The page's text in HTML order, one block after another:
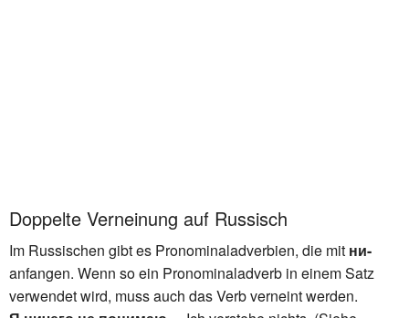
Doppelte Verneinung auf Russisch
Im Russischen gibt es Pronominaladverbien, die mit ни-
anfangen. Wenn so ein Pronominaladverb in einem Satz
verwendet wird, muss auch das Verb verneint werden.